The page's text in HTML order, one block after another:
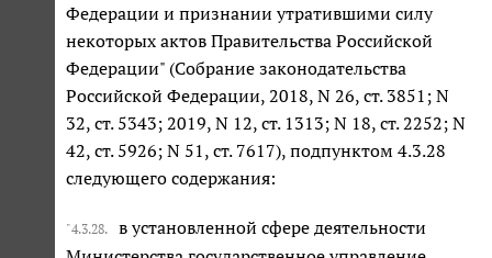
Федерации и признании утратившими силу
некоторых актов Правительства Российской
Федерации" (Собрание законодательства
Российской Федерации, 2018, N 26, ст. 3851; N
32, ст. 5343; 2019, N 12, ст. 1313; N 18, ст. 2252; N
42, ст. 5926; N 51, ст. 7617), подпунктом 4.3.28
следующего содержания:
"4.3.28.
в установленной сфере деятельности